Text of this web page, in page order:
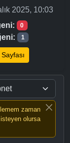
2025, 10:03
0
1
zaman
olursa